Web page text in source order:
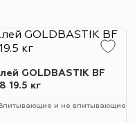
- 270 гр/м2
GOLDBASTIK BF
19.5 кг
Впитывающие и не впитывающие